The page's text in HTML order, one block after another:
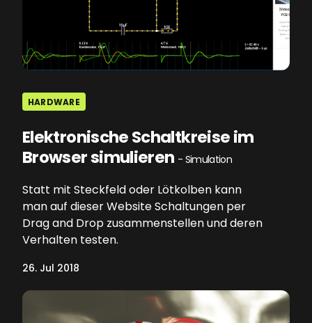
HARDWARE
Elektronische Schaltkreise im
Browser simulieren - Simulation
Statt mit Steckfeld oder Lötkolben kann
man auf dieser Website Schaltungen per
Drag and Drop zusammenstellen und deren
Verhalten testen.
26. Jul 2018